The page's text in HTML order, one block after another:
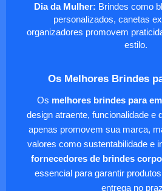
Dia da Mulher: Brindes como
personalizados, canetas
organizadores promovem
estilo.
Os Melhores Brindes
Os melhores brindes para
design atraente, funcionalidade e
apenas promovem sua marca,
valores como sustentabilidade e
fornecedores de brindes
essencial para garantir
entrega no